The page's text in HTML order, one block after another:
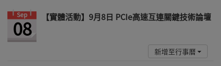
Sep
08 【實體活動】9月8日 PCIe高速互連關鍵技術論壇
新增至行事曆